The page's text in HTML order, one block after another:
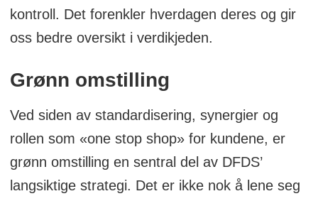
kontroll. Det forenkler hverdagen deres og gir
oss bedre oversikt i verdikjeden.
Grønn omstilling
Ved siden av standardisering, synergier og
rollen som «one stop shop» for kundene, er
grønn omstilling en sentral del av DFDS’
langsiktige strategi. Det er ikke nok å lene seg